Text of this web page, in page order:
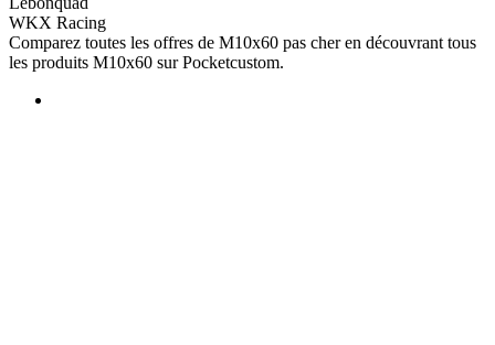
WKX Racing
Comparez toutes les offres de M10x60 pas cher en découvrant tous
les produits M10x60 sur Pocketcustom.